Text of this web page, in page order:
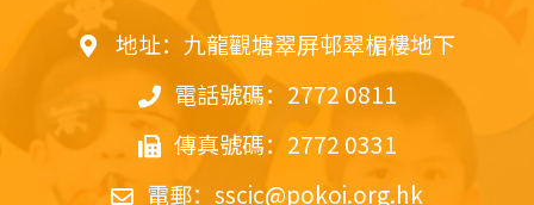
地址：九龍觀塘翠屏邨翠楣樓地下
電話號碼：2772 0811
傳真號碼：2772 0331
電郵： sscic@pokoi.org.hk